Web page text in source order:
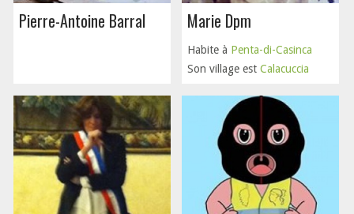
Pierre-Antoine Barral Marie Dpm
Habite à Penta-di-Casinca
Son village est Calacuccia